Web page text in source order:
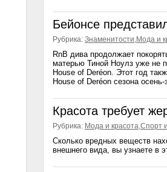
Бейонсе
Рубрика: Знаменитости,Мода и
RnB дива продолжает
матерью Тиной Ноулз уже не
House of Deréon. Этот год
House of Deréon сезона
Красота требует
Рубрика: Мода и красота,Спорт
Сколько вредных веществ
внешнего вида, вы узнаете в